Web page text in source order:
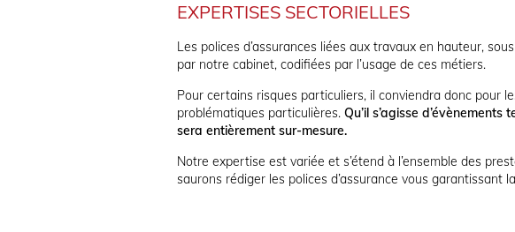
EXPERTISES SECTORIELLES
Les polices d’assurances liées aux travaux en hauteur,
par notre cabinet, codifiées par l’usage de ces métiers.
Pour certains risques particuliers, il conviendra donc pour
problématiques particulières.Qu’il s’agisse
sera entièrement sur-mesure.
Notre expertise est variée et s’étend à l’ensemble des
saurons rédiger les polices d’assurance vous